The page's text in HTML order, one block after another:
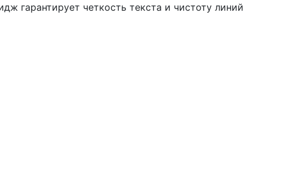
гарантирует четкость текста и чистоту линий